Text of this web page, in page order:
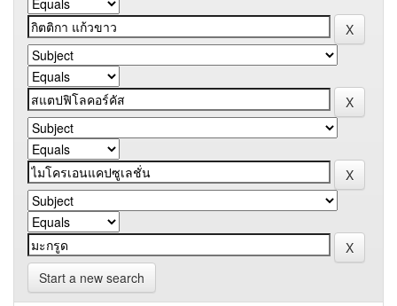
Start a new search